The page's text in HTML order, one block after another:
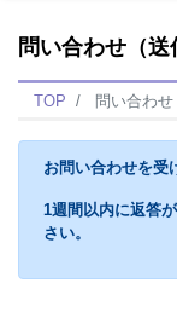
問い合わせ（送
TOP 問い合わせ
お問い合わせを受
1週間以内に返答
さい。